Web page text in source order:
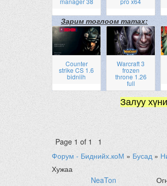
Зарим тоглоом татах:
Counter
strike CS 1.6
bidniih
Warcraft 3
frozen
throne 1.26
full
Залуу
Page1of1
1
Форум - Биднийх.коМ » Бусад »
Хужаа
NeaTon